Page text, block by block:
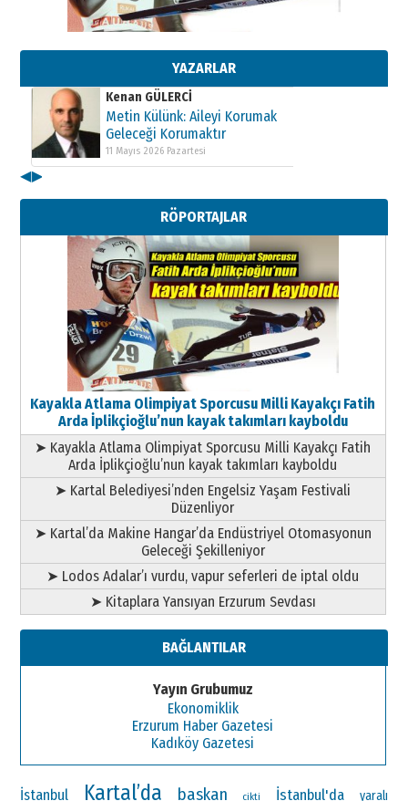
YAZARLAR
Kenan GÜLERCİ
Metin Külünk: Aileyi Korumak
11 Mayıs 2026 Pazartesi
Kenan GÜLERCİ
Metin Külünk: Aileyi Korumak
Geleceği Korumaktır
11 Mayıs 2026 Pazartesi
Metin Külünk: Aileyi Korumak
Geleceği Korumaktır
11 Mayıs 2026 Pazartesi
◀▶
RÖPORTAJLAR
Kayakla Atlama Olimpiyat Sporcusu Milli Kayakçı Fatih
Arda İplikçioğlu’nun kayak takımları kayboldu
➤ Kayakla Atlama Olimpiyat Sporcusu Milli Kayakçı Fatih
Arda İplikçioğlu’nun kayak takımları kayboldu
➤ Kartal Belediyesi’nden Engelsiz Yaşam Festivali
Düzenliyor
➤ Kartal’da Makine Hangar’da Endüstriyel Otomasyonun
Geleceği Şekilleniyor
➤ Lodos Adalar’ı vurdu, vapur seferleri de iptal oldu
➤ Kitaplara Yansıyan Erzurum Sevdası
BAĞLANTILAR
Yayın Grubumuz
Ekonomiklik
Erzurum Haber Gazetesi
Kadıköy Gazetesi
İstanbul Kartal’da baskan cikti İstanbul'da yaralı